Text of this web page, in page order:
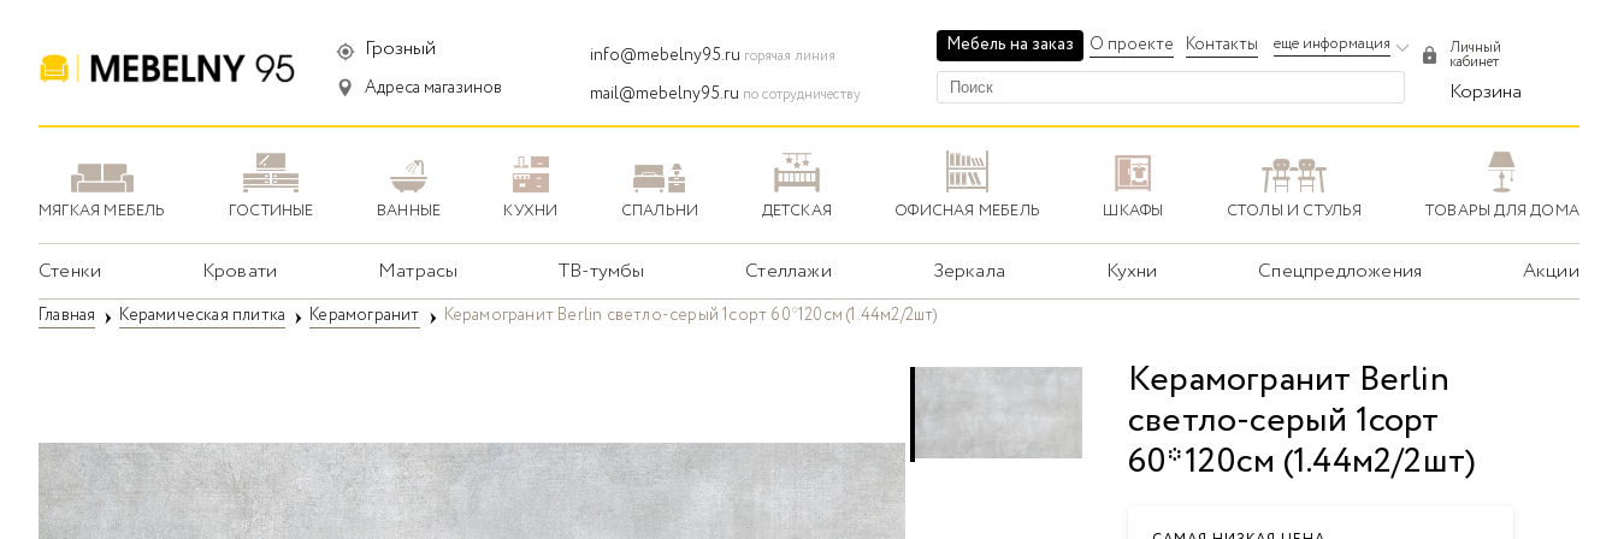
Грозный
Адреса магазинов
info@mebelny95.ru горячая линия
mail@mebelny95.ru по сотрудничеству
Мебель на заказ О проекте Контакты еще информация Личный
кабинет
Корзина
МЯГКАЯ МЕБЕЛЬ ГОСТИНЫЕ ВАННЫЕ КУХНИ СПАЛЬНИ ДЕТСКАЯ ОФИСНАЯ МЕБЕЛЬ ШКАФЫ СТОЛЫ И СТУЛЬЯ ТОВАРЫ ДЛЯ ДОМА
Стенки Кровати Матрасы ТВ-тумбы Стеллажи Зеркала Кухни Спецпредложения Акции
Главная Керамическая плитка Керамогранит Керамогранит Berlin светло-серый 1сорт 60*120см (1.44м2/2шт)
Керамогранит Berlin
светло-серый 1сорт
60*120см (1.44м2/2шт)